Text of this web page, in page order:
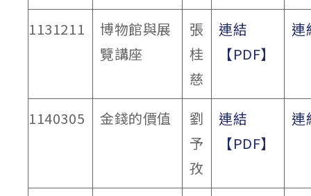
1131211
博物館與展
覽講座
張
桂
慈
連結
【PDF】
連
1140305 金錢的價值
劉
予
孜
連結
【PDF】
連